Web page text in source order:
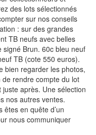
des lots sélectionnés
sur nos conseils
: sur des grandes
TB neufs avec belles
Brun. 60c bleu neuf
TB (cote 550 euros).
bien regarder les photos,
rendre compte du lot
après. Une sélection
nos autres ventes.
êtes en quête d’un
nous communiquer